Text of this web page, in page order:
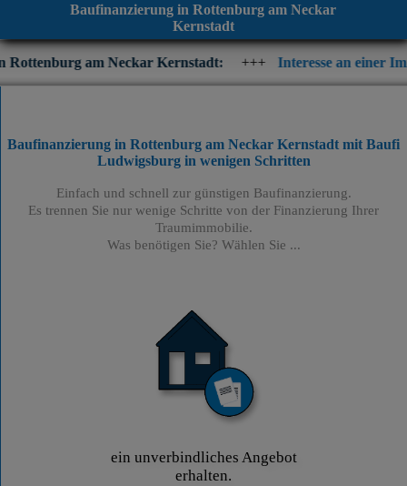
Baufinanzierung in Rottenburg am Neckar
Kernstadt
Neckar Kernstadt: +++ Interesse an einer
Baufinanzierung in Rottenburg am Neckar Kernstadt mit Baufi
Ludwigsburgin wenigen Schritten
Einfach und schnell zur günstigen Baufinanzierung.
Es trennen Sie nur wenige Schritte von der Finanzierung Ihrer
Traumimmobilie.
Was benötigen Sie? Wählen Sie ...
ein unverbindliches Angebot
erhalten.